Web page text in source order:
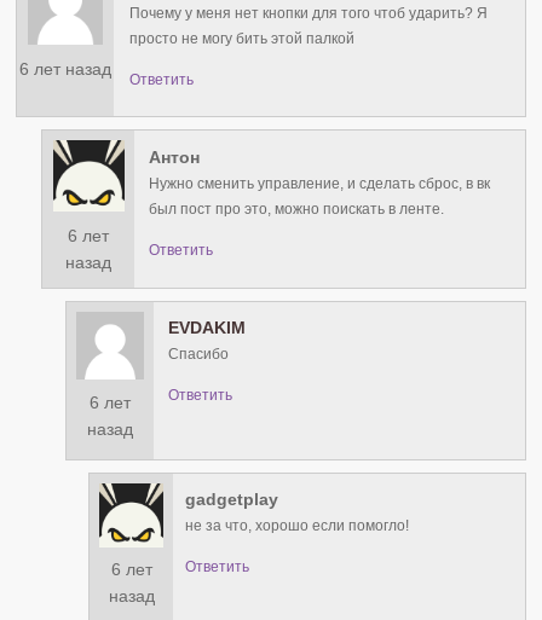
6 лет назад
Почему у меня нет кнопки для того чтоб ударить? Я
просто не могу бить этой палкой
Ответить
6 лет
назад
Антон
Нужно сменить управление, и сделать сброс, в вк
был пост про это, можно поискать в ленте.
Ответить
6 лет
назад
EVDAKIM
Спасибо
Ответить
6 лет
назад
gadgetplay
не за что, хорошо если помогло!
Ответить